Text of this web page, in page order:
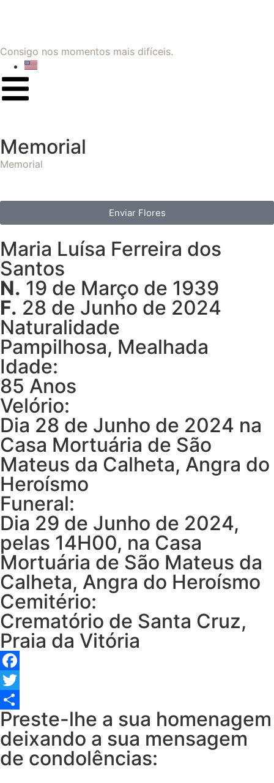
Consigo nos momentos mais difíceis.
Memorial
Memorial
Enviar Flores
Maria Luísa Ferreira dos
Santos
N. 19 de Março de 1939
F. 28 de Junho de 2024
Naturalidade
Pampilhosa, Mealhada
Idade:
85 Anos
Velório:
Dia 28 de Junho de 2024 na
Casa Mortuária de São
Mateus da Calheta, Angra do
Heroísmo
Funeral:
Dia 29 de Junho de 2024,
pelas 14H00, na Casa
Mortuária de São Mateus da
Calheta, Angra do Heroísmo
Cemitério:
Crematório de Santa Cruz,
Praia da Vitória
Facebook
Twitter
Share
Preste-lhe a sua homenagem
deixando a sua mensagem
de condolências: